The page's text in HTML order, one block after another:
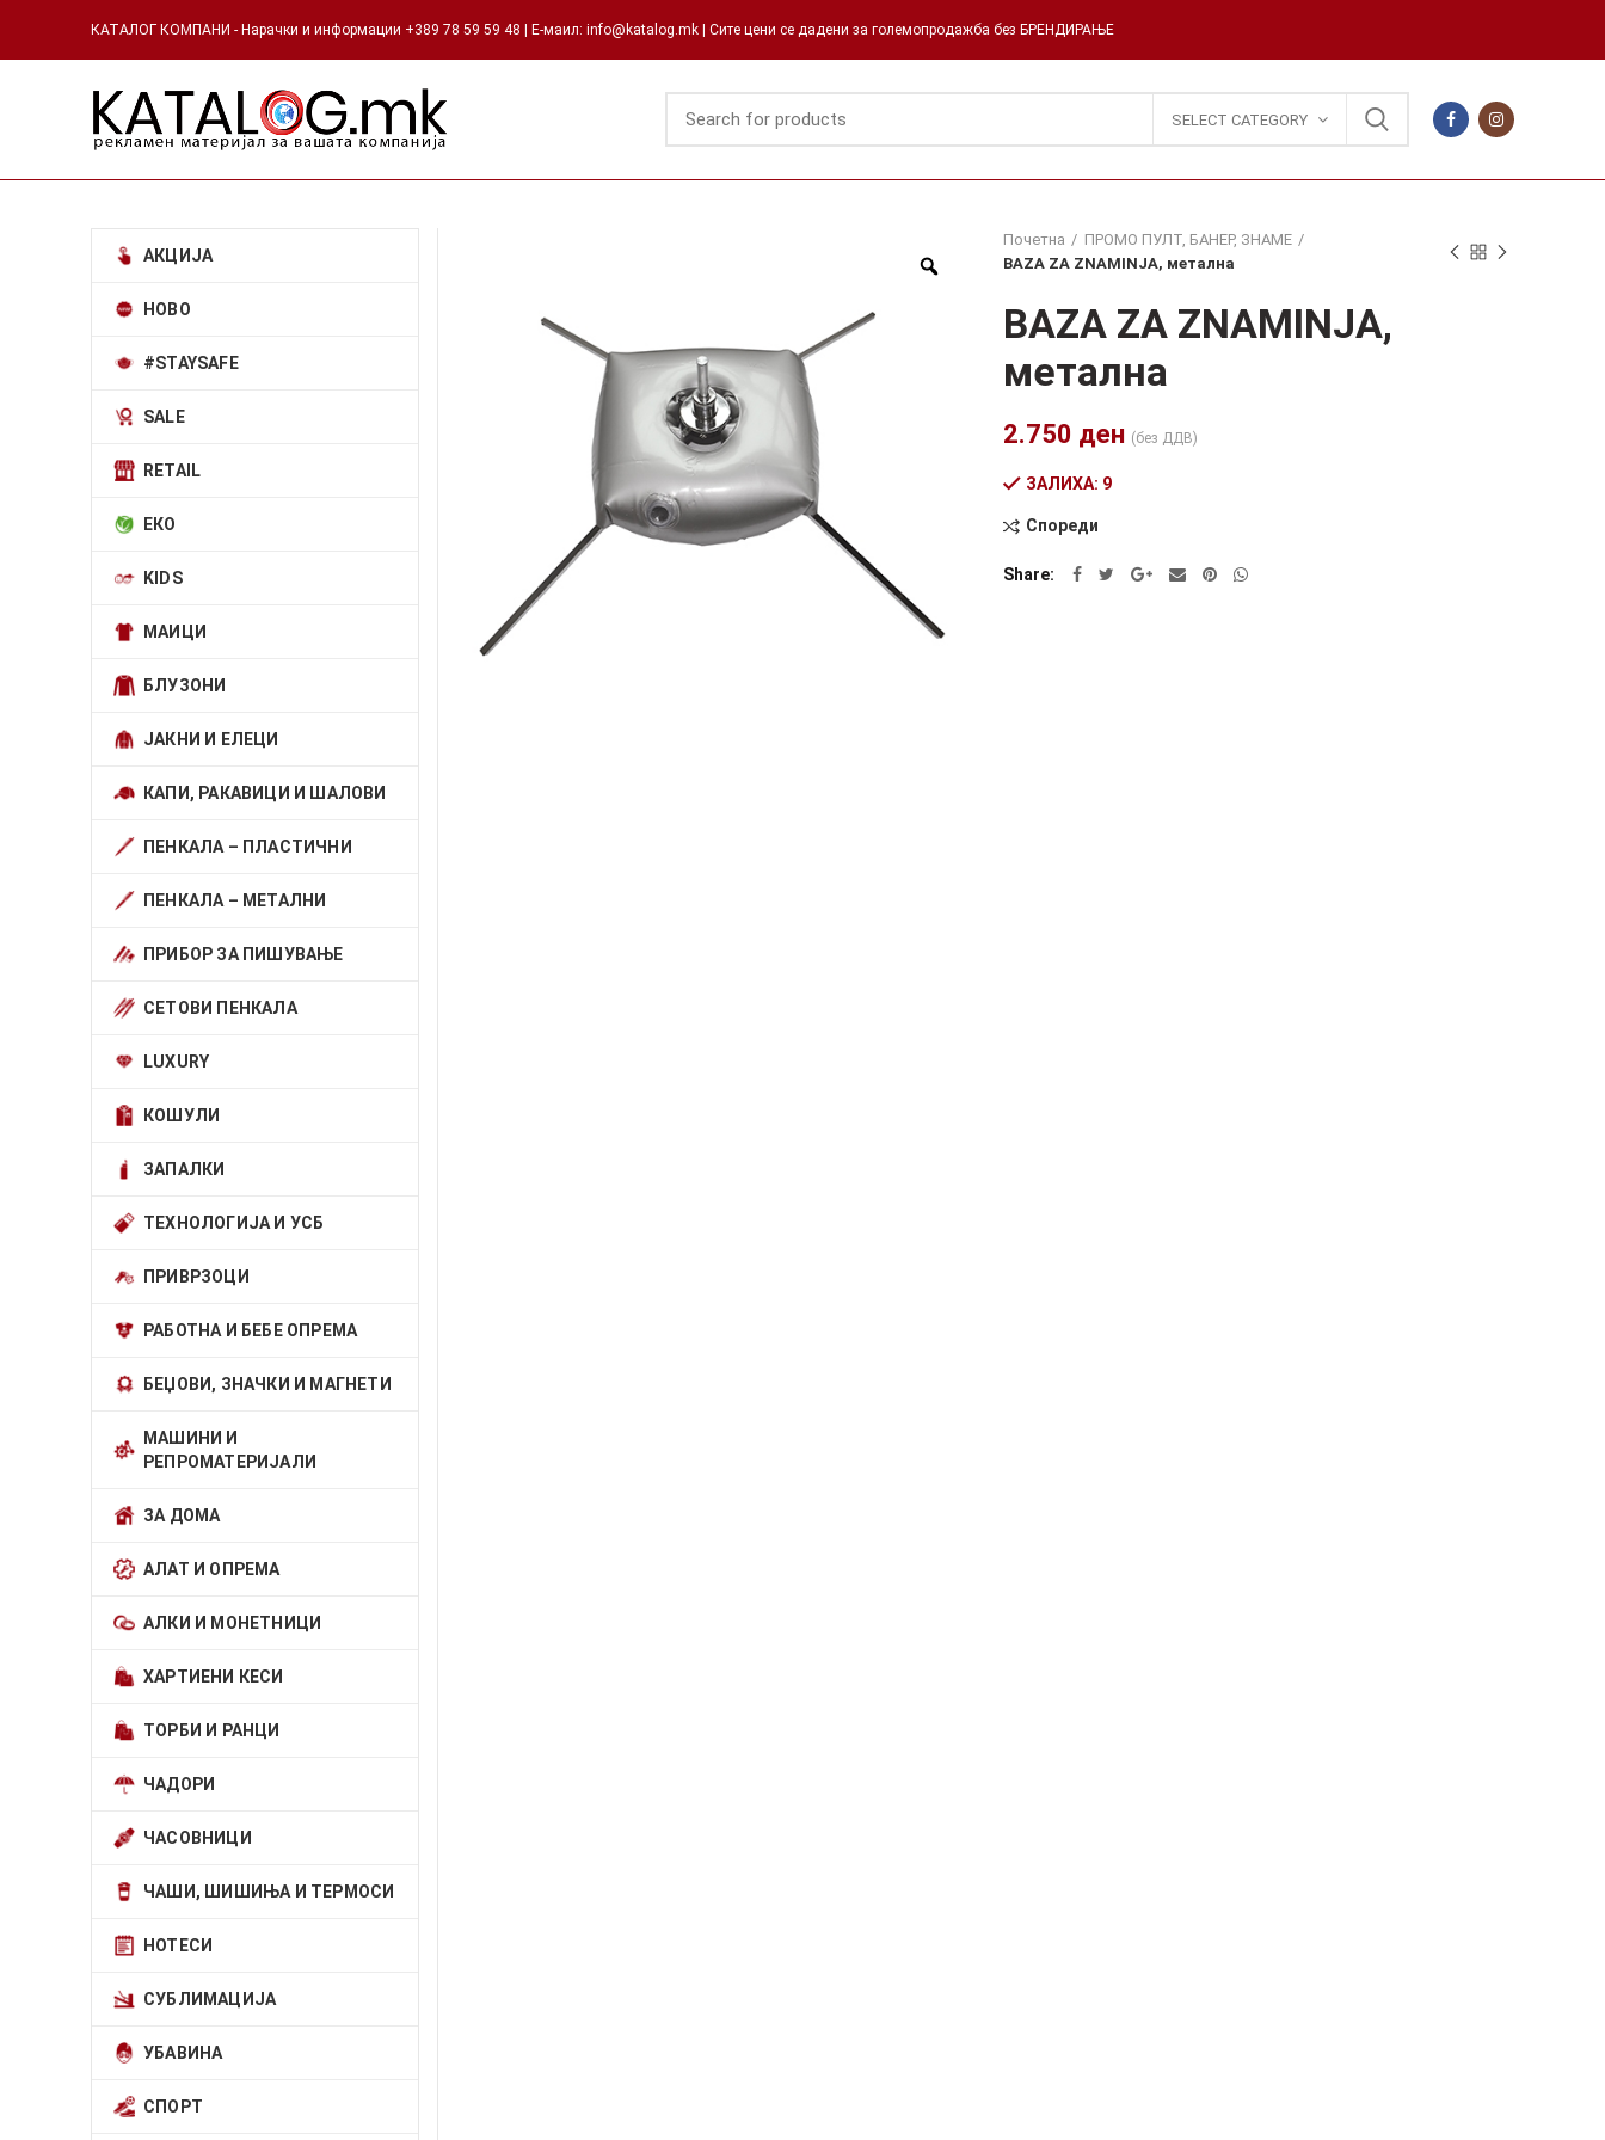
КАТАЛОГ КОМПАНИ - Нарачки и информации +389 78 59 59 48 | Е-маил: info@katalog.mk | Сите цени се дадени за големопродажба без БРЕНДИРАЊЕ
SELECT CATEGORY
Почетна
ПРОМО ПУЛТ, БАНЕР, ЗНАМЕ
BAZA ZA ZNAMINJA, метална
BAZA ZA ZNAMINJA,
метална
2.750 ден (без ДДВ)
ЗАЛИХА: 9
Alternative:
Спореди
Share
АКЦИЈА
НОВО
#STAYSAFE
SALE
RETAIL
ЕКО
KIDS
МАИЦИ
БЛУЗОНИ
ЈАКНИ И ЕЛЕЦИ
КАПИ, РАКАВИЦИ И ШАЛОВИ
ПЕНКАЛА – ПЛАСТИЧНИ
ПЕНКАЛА – МЕТАЛНИ
ПРИБОР ЗА ПИШУВАЊЕ
СЕТОВИ ПЕНКАЛА
LUXURY
КОШУЛИ
ЗАПАЛКИ
ТЕХНОЛОГИЈА И УСБ
ПРИВРЗОЦИ
РАБОТНА И БЕБЕ ОПРЕМА
БЕЏОВИ, ЗНАЧКИ И МАГНЕТИ
МАШИНИ И
РЕПРОМАТЕРИЈАЛИ
ЗА ДОМА
АЛАТ И ОПРЕМА
АЛКИ И МОНЕТНИЦИ
ХАРТИЕНИ КЕСИ
ТОРБИ И РАНЦИ
ЧАДОРИ
ЧАСОВНИЦИ
ЧАШИ, ШИШИЊА И ТЕРМОСИ
НОТЕСИ
СУБЛИМАЦИЈА
УБАВИНА
СПОРТ